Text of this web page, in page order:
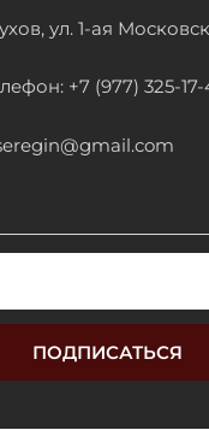
ул. 1-ая
+7 (977) 325-17-
ПОДПИСАТЬСЯ